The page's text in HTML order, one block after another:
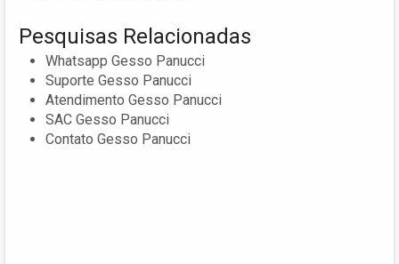
Pesquisas Relacionadas
Whatsapp Gesso Panucci
Suporte Gesso Panucci
Atendimento Gesso Panucci
SAC Gesso Panucci
Contato Gesso Panucci